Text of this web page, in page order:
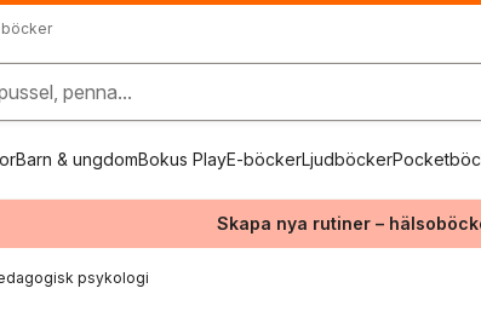
böcker
penna...
Barn & ungdomBokus PlayE-böckerLjudböcker
Skapa nya rutiner –
psykologi